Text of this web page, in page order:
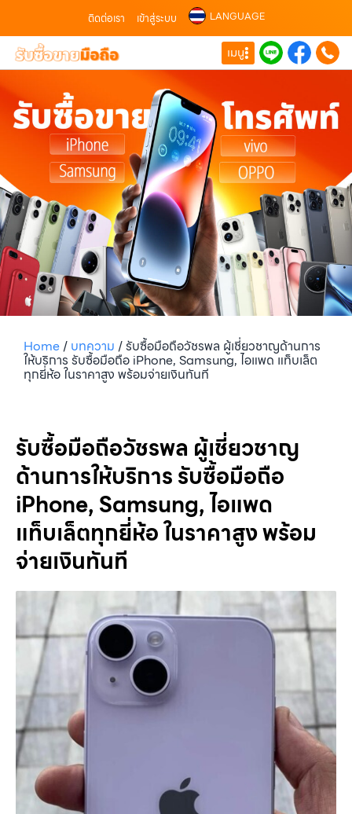
ติดต่อเรา เข้าสู่ระบบ LANGUAGE
เมนู
Home/ บทความ /รับซื้อมือถือวัชรพล ผู้เชี่ยวชาญด้านการ
ให้บริการ รับซื้อมือถือ iPhone, Samsung, ไอแพด แท็บเล็ต
ทุกยี่ห้อ ในราคาสูง พร้อมจ่ายเงินทันที
รับซื้อมือถือวัชรพล ผู้เชี่ยวชาญ
ด้านการให้บริการ รับซื้อมือถือ
iPhone, Samsung, ไอแพด
แท็บเล็ตทุกยี่ห้อ ในราคาสูง พร้อม
จ่ายเงินทันที